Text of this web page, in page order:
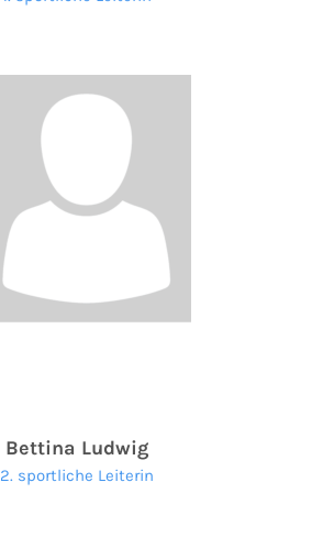
Bettina Ludwig
2. sportliche Leiterin